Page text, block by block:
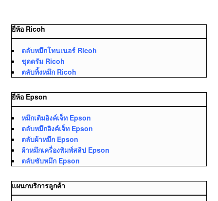
ยี่ห้อ Ricoh
ตลับหมึกโทนเนอร์ Ricoh
ชุดดรัม Ricoh
ตลับทิ้งหมึก Ricoh
ยี่ห้อ Epson
หมึกเติมอิงค์เจ็ท Epson
ตลับหมึกอิงค์เจ็ท Epson
ตลับผ้าหมึก Epson
ผ้าหมึกเครื่องพิมพ์สลิป Epson
ตลับซับหมึก Epson
แผนกบริการลูกค้า